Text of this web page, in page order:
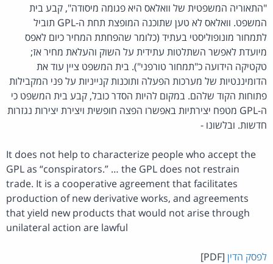
"התאוריה המשפטית של וואלאס היא פגומה מיסודה", קבע בית
המשפט. וואלאס לא טען שתוכנה המופצת תחת ה-GPL תוביל
לתמחור מונופוליסטי בעתיד (כלומר שהפחתת המחיר כיום לאפס
מיועדת לאפשר השתלטות עתידית על השוק והעלאת מחיר אז;
טקטיקה הידועה כ"תמחור טורפני"). בית המשפט ציין עוד את
הדומיננטיות של מערכות הפעלה ותוכנות קנייניות על פני המקבילות
פתוחות הקוד שלהם. במקום להיות הסדר כובל, קבע בית המשפט כי
ה-GPL מטפח יצירתיות באפשרו הפצה חופשית ויצירת יצירות נגזרות
חדשות. ובלשונו -
It does not help to characterize people who accept the
GPL as “conspirators.” … the GPL does not restrain
trade. It is a cooperative agreement that facilitates
production of new derivative works, and agreements
that yield new products that would not arise through
unilateral action are lawful
לפסק הדין [PDF]